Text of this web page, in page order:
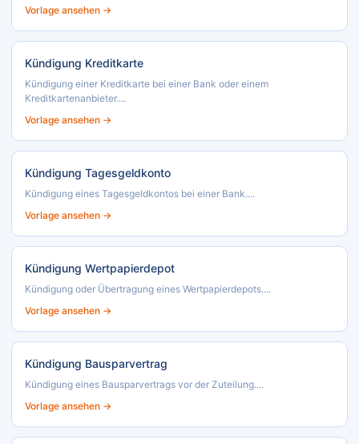
Vorlage ansehen →
Kündigung Kreditkarte
Kündigung einer Kreditkarte bei einer Bank oder einem
Kreditkartenanbieter....
Vorlage ansehen →
Kündigung Tagesgeldkonto
Kündigung eines Tagesgeldkontos bei einer Bank....
Vorlage ansehen →
Kündigung Wertpapierdepot
Kündigung oder Übertragung eines Wertpapierdepots....
Vorlage ansehen →
Kündigung Bausparvertrag
Kündigung eines Bausparvertrags vor der Zuteilung....
Vorlage ansehen →